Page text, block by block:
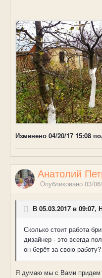
Изменено 04/20/17 15:08
Анатолий
Опубликовано 03/
В 05.03.2017 в 09:07,
Сколько стоит работа
дизайнер - это всегда
он берёт за свою работу?
Я думаю мы с Вами придем